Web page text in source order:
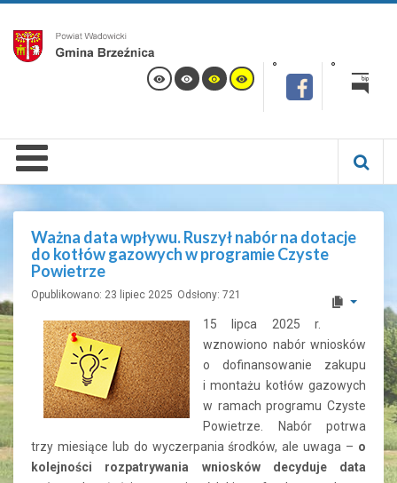
Ważna data wpływu. Ruszył nabór na dotacje
do kotłów gazowych w programie Czyste
Powietrze
Opublikowano: 23 lipiec 2025 Odsłony: 721
15 lipca 2025 r.
wznowiono nabór wniosków
o dofinansowanie zakupu
i montażu kotłów gazowych
w ramach programu Czyste
Powietrze. Nabór potrwa
trzy miesiące lub do wyczerpania środków, ale uwaga – o
kolejności rozpatrywania wniosków decyduje data